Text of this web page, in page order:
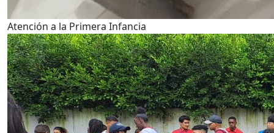
Atención a la Primera Infancia